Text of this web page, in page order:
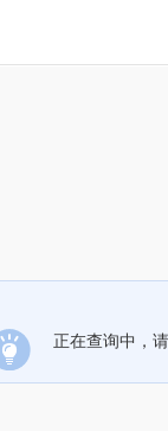
正在查询中，